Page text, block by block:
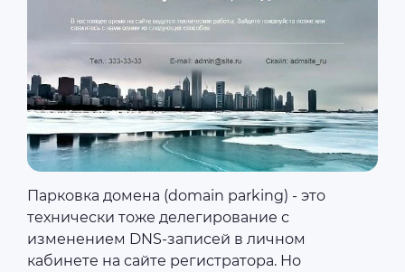
Парковка домена (domain parking) - это
технически тоже делегирование с
изменением DNS-записей в личном
кабинете на сайте регистратора. Но